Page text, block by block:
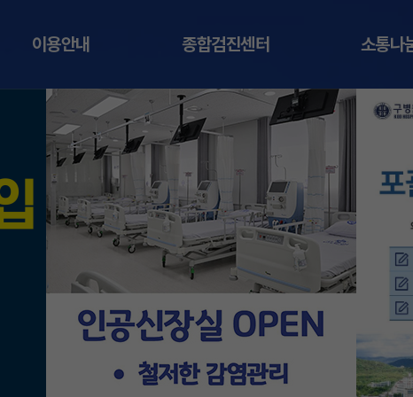
이용안내 종합검진센터 소통나